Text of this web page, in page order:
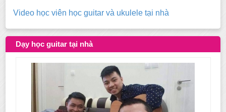
Video học viên học guitar và ukulele tại nhà
Dạy học guitar tại nhà